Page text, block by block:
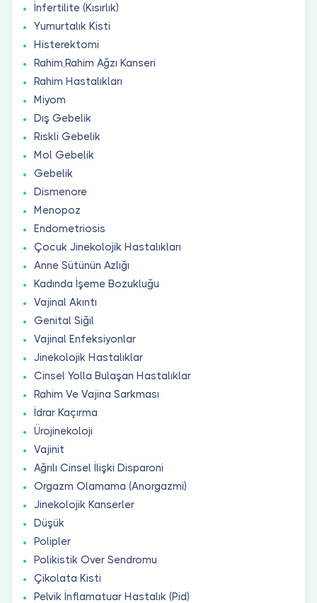
İnfertilite (Kısırlık)
Yumurtalık Kisti
Histerektomi
Rahim,Rahim Ağzı Kanseri
Rahim Hastalıkları
Miyom
Dış Gebelik
Riskli Gebelik
Mol Gebelik
Gebelik
Dismenore
Menopoz
Endometriosis
Çocuk Jinekolojik Hastalıkları
Anne Sütünün Azlığı
Kadında İşeme Bozukluğu
Vajinal Akıntı
Genital Siğil
Vajinal Enfeksiyonlar
Jinekolojik Hastalıklar
Cinsel Yolla Bulaşan Hastalıklar
Rahim Ve Vajina Sarkması
İdrar Kaçırma
Ürojinekoloji
Vajinit
Ağrılı Cinsel İlişki Disparoni
Orgazm Olamama (Anorgazmi)
Jinekolojik Kanserler
Düşük
Polipler
Polikistik Over Sendromu
Çikolata Kisti
Pelvik İnflamatuar Hastalık (Pid)